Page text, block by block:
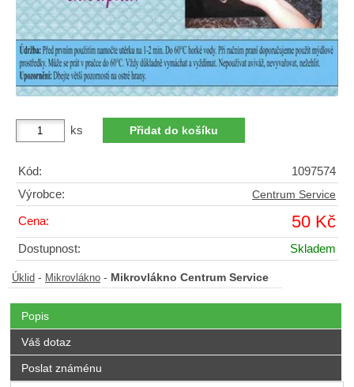
ks
Kód:
1097574
Výrobce:
Centrum Service
Cena: 50 Kč
Dostupnost: Skladem
Úklid - Mikrovlákno - Mikrovlákno Centrum Service
Popis
Váš dotaz
Poslat známénu